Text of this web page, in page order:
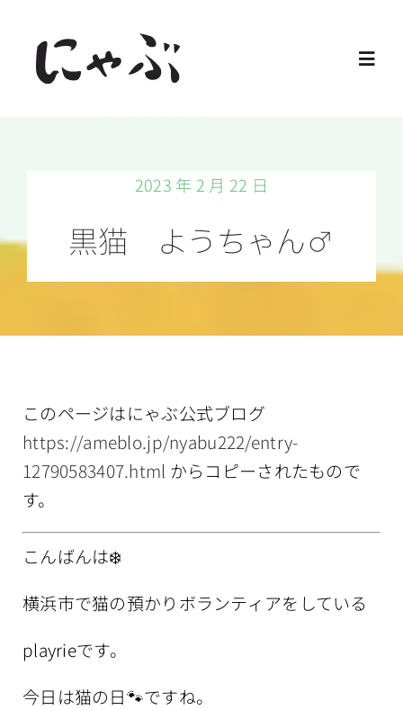
content
譲渡会
2023 年 2 月 22 日
黒猫 ようちゃん♂
このページはにゃぶ公式ブログ
https://ameblo.jp/nyabu222/entry-
12790583407.html からコピーされたもので
す。
こんばんは❄️
横浜市で猫の預かりボランティアをしている
playrieです。
今日は猫の日🐾ですね。